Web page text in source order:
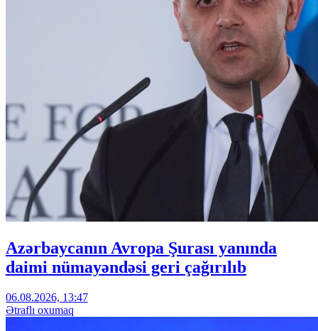
Azərbaycanın Avropa Şurası yanında
daimi nümayəndəsi geri çağırılıb
06.08.2026, 13:47
Ətraflı oxumaq